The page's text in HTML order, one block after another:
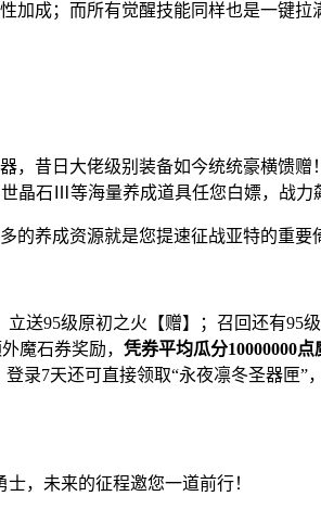
加成；而所有觉醒技能同样也是一键拉
昔日大佬级别装备如今统统豪横馈赠
晶石Ⅲ等海量养成道具任您白嫖，战力
养成资源就是您提速征战亚特的重要
95级原初之火【赠】；召回还有95
魔石券奖励， 凭券平均瓜分10000000点
录7天还可直接领取“永夜凛冬圣器匣”
，未来的征程邀您一道前行！